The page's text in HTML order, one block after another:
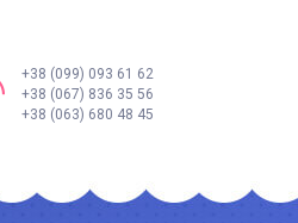
+38 (099) 093 61 62
+38 (067) 836 35 56
+38 (063) 680 48 45